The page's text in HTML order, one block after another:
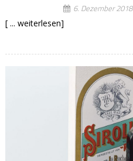
6. Dezember 2018
[ ... weiterlesen]